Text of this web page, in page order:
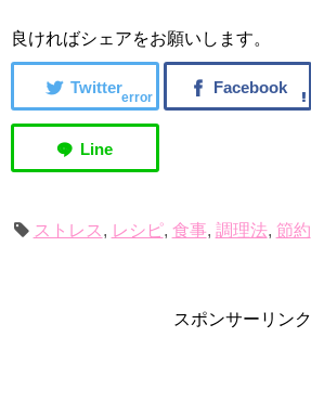
良ければシェアをお願いします。
error
ストレス , レシピ, 食事, 調理法, 節約
スポンサーリンク